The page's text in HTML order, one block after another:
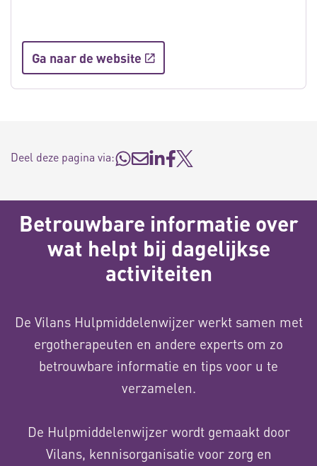
Ga naar de website
Deel deze pagina via:
Betrouwbare informatie over
wat helpt bij dagelijkse
activiteiten
De Vilans Hulpmiddelenwijzer werkt samen met
ergotherapeuten en andere experts om zo
betrouwbare informatie en tips voor u te
verzamelen.
De Hulpmiddelenwijzer wordt gemaakt door
Vilans, kennisorganisatie voor zorg en